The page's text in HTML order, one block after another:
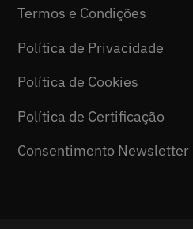
Termos e Condições
Política de Privacidade
Política de Cookies
Política de Certificação
Consentimento Newsletter